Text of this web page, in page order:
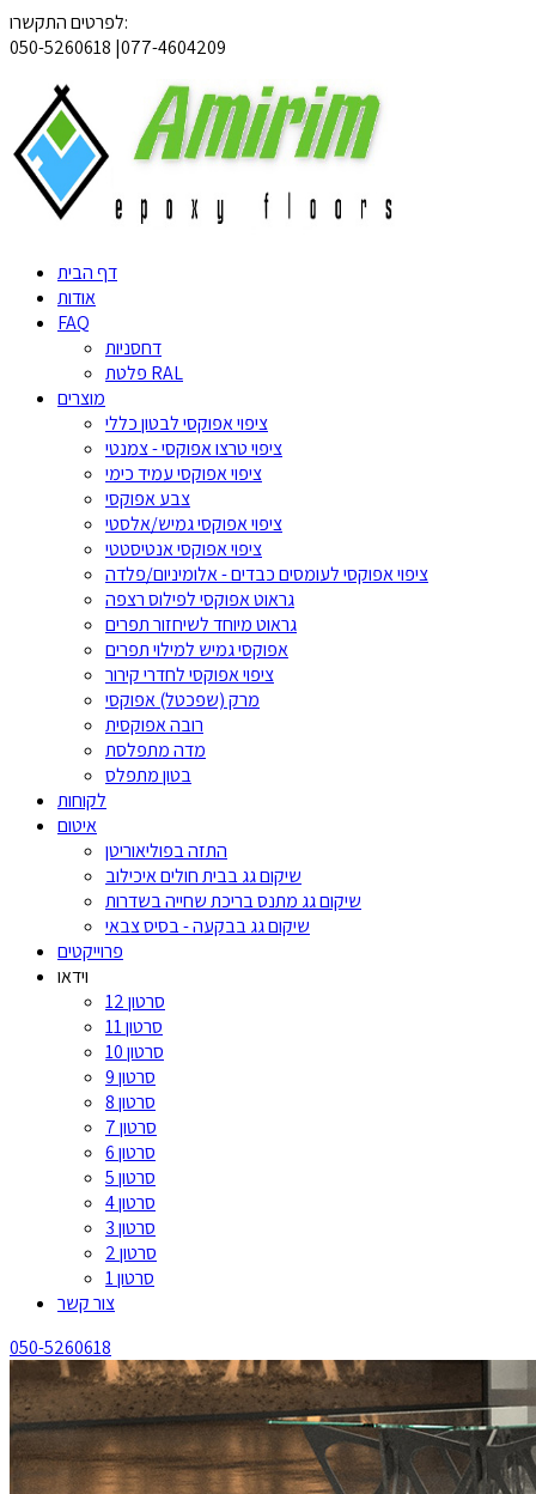
לפרטים התקשרו:
050-5260618 |077-4604209
דף הבית
אודות
FAQ
דחסניות
פלטת RAL
מוצרים
ציפוי אפוקסי לבטון כללי
ציפוי טרצו אפוקסי - צמנטי
ציפוי אפוקסי עמיד כימי
צבע אפוקסי
ציפוי אפוקסי גמיש/אלסטי
ציפוי אפוקסי אנטיסטטי
ציפוי אפוקסי לעומסים כבדים - אלומיניום/פלדה
גראוט אפוקסי לפילוס רצפה
גראוט מיוחד לשיחזור תפרים
אפוקסי גמיש למילוי תפרים
ציפוי אפוקסי לחדרי קירור
מרק (שפכטל) אפוקסי
רובה אפוקסית
מדה מתפלסת
בטון מתפלס
לקוחות
איטום
התזה בפוליאוריטן
שיקום גג בבית חולים איכילוב
שיקום גג מתנס בריכת שחייה בשדרות
שיקום גג בבקעה - בסיס צבאי
פרוייקטים
וידאו
סרטון 12
סרטון 11
סרטון 10
סרטון 9
סרטון 8
סרטון 7
סרטון 6
סרטון 5
סרטון 4
סרטון 3
סרטון 2
סרטון 1
צור קשר
050-5260618